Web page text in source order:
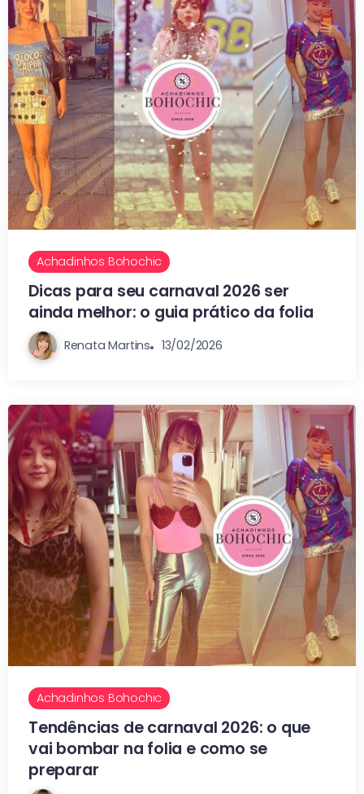
Achadinhos Bohochic
Dicas para seu carnaval 2026 ser
ainda melhor: o guia prático da folia
Renata Martins 13/02/2026
Achadinhos Bohochic
Tendências de carnaval 2026: o que
vai bombar na folia e como se
preparar